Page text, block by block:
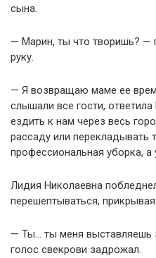
сына.
— Марин, ты что творишь? —
руку.
— Я возвращаю маме ее
слышали все гости,
ездить к нам через весь
рассаду или перекладывать
профессиональная уборка,
Лидия Николаевна
перешептываться,
— Ты… ты меня выставляешь
голос свекрови задрожал.